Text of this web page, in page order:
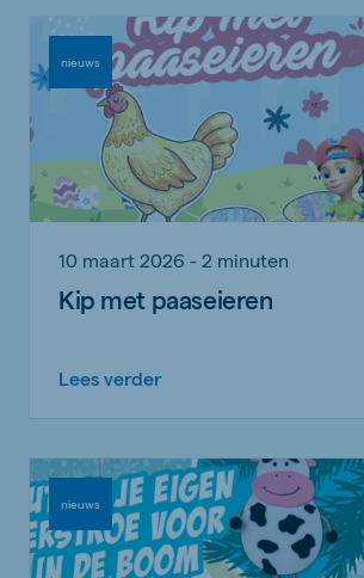
nieuws
10 maart 2026 - 2 minuten
Kip met paaseieren
Lees verder
nieuws